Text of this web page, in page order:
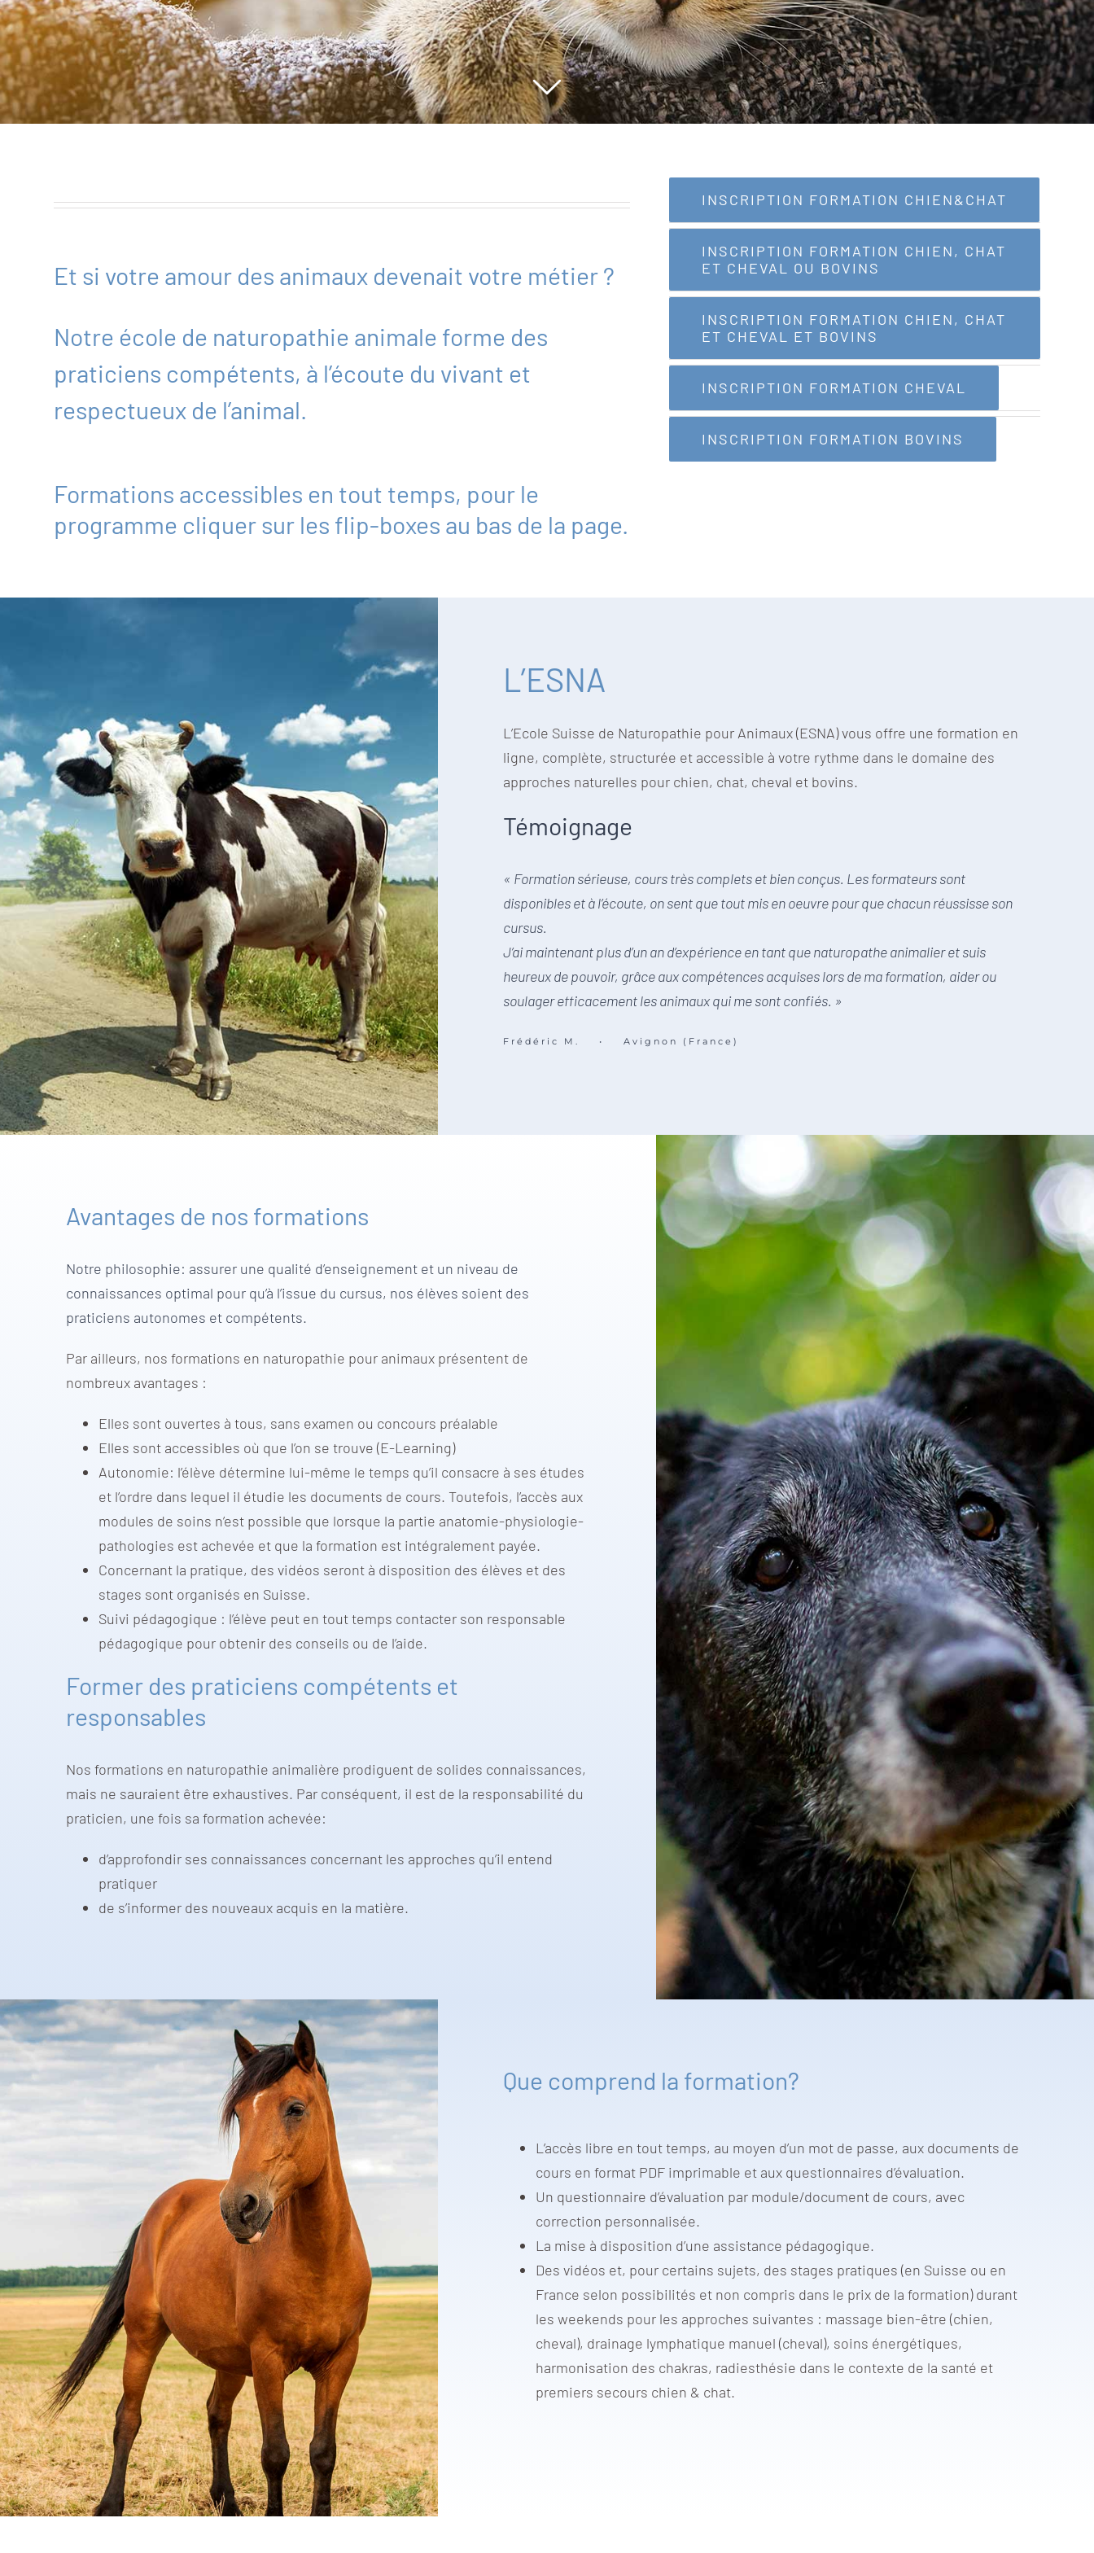
Et si votre amour des animaux devenait votre métier ?
Notre école de naturopathie animale forme des
praticiens compétents, à l’écoute du vivant et
respectueux de l’animal.
Formations accessibles en tout temps, pour le
programme cliquer sur les flip-boxes au bas de la page.
INSCRIPTION FORMATION CHIEN&CHAT
INSCRIPTION FORMATION CHIEN, CHAT
ET CHEVAL OU BOVINS
INSCRIPTION FORMATION CHIEN, CHAT
ET CHEVAL ET BOVINS
INSCRIPTION FORMATION CHEVAL
INSCRIPTION FORMATION BOVINS
L’ESNA
L’Ecole Suisse de Naturopathie pour Animaux (ESNA) vous offre une formation en
ligne, complète, structurée et accessible à votre rythme dans le domaine des
approches naturelles pour chien, chat, cheval et bovins.
Témoignage
« Formation sérieuse, cours très complets et bien conçus. Les formateurs sont
disponibles et à l’écoute, on sent que tout mis en oeuvre pour que chacun réussisse son
cursus.
J’ai maintenant plus d’un an d’expérience en tant que naturopathe animalier et suis
heureux de pouvoir, grâce aux compétences acquises lors de ma formation, aider ou
soulager efficacement les animaux qui me sont confiés. »
Frédéric M. • Avignon (France)
Avantages de nos formations
Notre philosophie: assurer une qualité d’enseignement et un niveau de
connaissances optimal pour qu’à l’issue du cursus, nos élèves soient des
praticiens autonomes et compétents.
Par ailleurs, nos formations en naturopathie pour animaux présentent de
nombreux avantages :
Elles sont ouvertes à tous, sans examen ou concours préalable
Elles sont accessibles où que l’on se trouve (E-Learning)
Autonomie: l’élève détermine lui-même le temps qu’il consacre à ses études
et l’ordre dans lequel il étudie les documents de cours. Toutefois, l’accès aux
modules de soins n’est possible que lorsque la partie anatomie-physiologie-
pathologies est achevée et que la formation est intégralement payée.
Concernant la pratique, des vidéos seront à disposition des élèves et des
stages sont organisés en Suisse.
Suivi pédagogique : l’élève peut en tout temps contacter son responsable
pédagogique pour obtenir des conseils ou de l’aide.
Former des praticiens compétents et
responsables
Nos formations en naturopathie animalière prodiguent de solides connaissances,
mais ne sauraient être exhaustives. Par conséquent, il est de la responsabilité du
praticien, une fois sa formation achevée:
d’approfondir ses connaissances concernant les approches qu’il entend
pratiquer
de s’informer des nouveaux acquis en la matière.
Que comprend la formation?
L’accès libre en tout temps, au moyen d’un mot de passe, aux documents de
cours en format PDF imprimable et aux questionnaires d’évaluation.
Un questionnaire d’évaluation par module/document de cours, avec
correction personnalisée.
La mise à disposition d’une assistance pédagogique.
Des vidéos et, pour certains sujets, des stages pratiques (en Suisse ou en
France selon possibilités et non compris dans le prix de la formation) durant
les weekends pour les approches suivantes : massage bien-être (chien,
cheval), drainage lymphatique manuel (cheval), soins énergétiques,
harmonisation des chakras, radiesthésie dans le contexte de la santé et
premiers secours chien & chat.